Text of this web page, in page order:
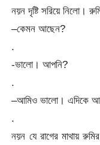
নয়ন দৃষ্টি সরিয়ে নিলো।
–কেমন আছেন?
.
-ভালো। আপনি?
.
–আমিও ভালো। এদিকে
.
নয়ন যে রাগের মাথায়